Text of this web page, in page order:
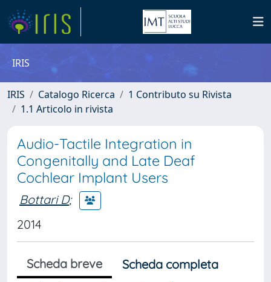
IRIS
IRIS Catalogo Ricerca
1 Contributo su Rivista
1.1 Articolo in rivista
Audio-Tactile Integration in
Congenitally and Late Deaf
Cochlear Implant Users
Bottari D;
2014
Scheda breve
Scheda completa